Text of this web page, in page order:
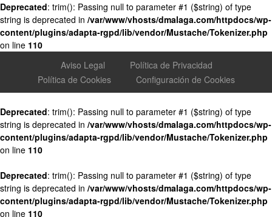
Deprecated: trim(): Passing null to parameter #1 ($string) of type
string is deprecated in /var/www/vhosts/dmalaga.com/httpdocs/wp-
content/plugins/adapta-rgpd/lib/vendor/Mustache/Tokenizer.php
on line 110
Aviso Legal
Política de Privacidad
Política de Cookies
Configuración de Cookies
Deprecated: trim(): Passing null to parameter #1 ($string) of type
string is deprecated in /var/www/vhosts/dmalaga.com/httpdocs/wp-
content/plugins/adapta-rgpd/lib/vendor/Mustache/Tokenizer.php
on line 110
Deprecated: trim(): Passing null to parameter #1 ($string) of type
string is deprecated in /var/www/vhosts/dmalaga.com/httpdocs/wp-
content/plugins/adapta-rgpd/lib/vendor/Mustache/Tokenizer.php
on line 110